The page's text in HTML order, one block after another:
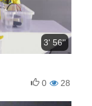
3' 56''
28
0